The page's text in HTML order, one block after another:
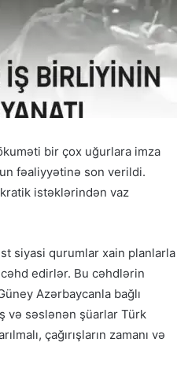
bir çox uğurlara imza
fəaliyyətinə son verildi.
istəklərindən vaz
siyasi qurumlar xain planlarla
cəhd edirlər. Bu cəhdlərin
Azərbaycanla bağlı
və səslənən şüarlar Türk
çağırışların zamanı və